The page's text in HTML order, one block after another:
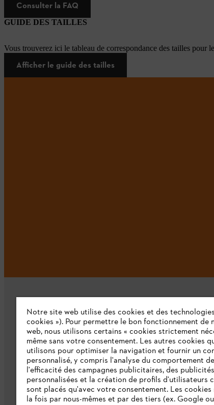
Consulter la FAQ
GUIDE DES TAILLES
Vous trouverez ici le tableau de correspondance des tailles pour
Afficher le guide des tailles
L'Entreprise
Qui sommes-nous ?
Presse
Notre site web utilise des cookies et des
cookies »). Pour permettre le bon fonctionnement de
web, nous utilisons certains « cookies strictement
même sans votre consentement. Les autres cookies
utilisons pour optimiser la navigation et fournir un
personnalisé, y compris l'analyse du comportement
l'efficacité des campagnes publicitaires, des publicités
personnalisées et la création de profils d'utilisateurs
sont placés qu'avec votre consentement. Les
la fois par nous-mêmes et par des tiers (ex. Google